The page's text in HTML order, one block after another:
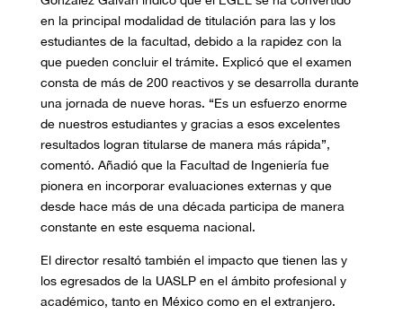
en la principal modalidad de titulación para las y los
estudiantes de la facultad, debido a la rapidez con la
que pueden concluir el trámite. Explicó que el examen
consta de más de 200 reactivos y se desarrolla durante
una jornada de nueve horas. “Es un esfuerzo enorme
de nuestros estudiantes y gracias a esos excelentes
resultados logran titularse de manera más rápida”,
comentó. Añadió que la Facultad de Ingeniería fue
pionera en incorporar evaluaciones externas y que
desde hace más de una década participa de manera
constante en este esquema nacional.
El director resaltó también el impacto que tienen las y
los egresados de la UASLP en el ámbito profesional y
académico, tanto en México como en el extranjero.